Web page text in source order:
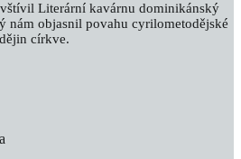
Literární kavárnu dominikánský
nám objasnil povahu cyrilometodějské
církve.